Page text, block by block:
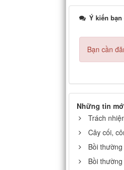
Ý kiến bạn
Bạn cần
Những tin
Trách
Cây cối,
Bồi
Bồi